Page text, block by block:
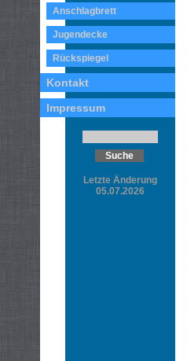
Anschlagbrett
Jugendecke
Rückspiegel
Kontakt
Impressum
Letzte Änderung
05.07.2026